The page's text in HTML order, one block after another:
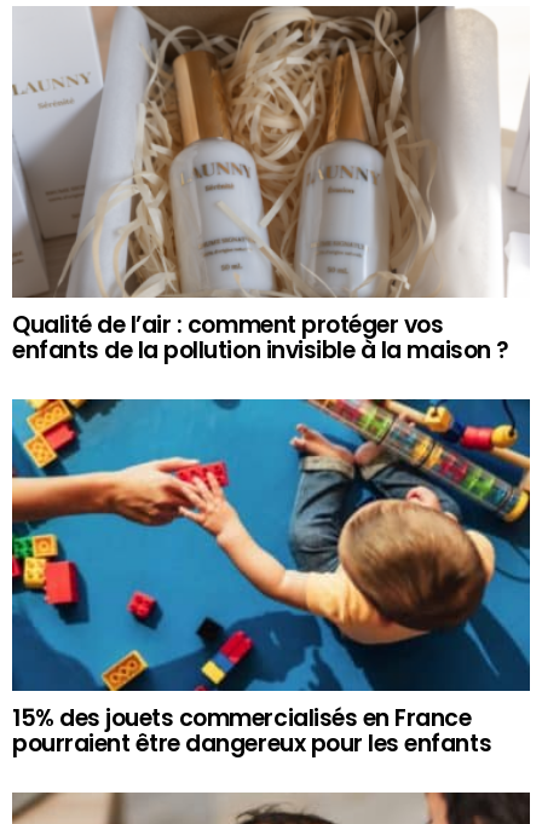
Qualité de l’air : comment protéger vos
enfants de la pollution invisible à la maison ?
15% des jouets commercialisés en France
pourraient être dangereux pour les enfants